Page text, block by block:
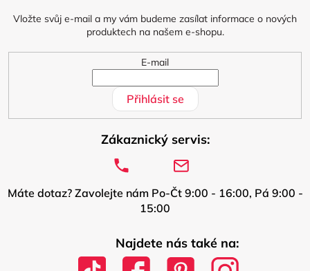
Vložte svůj e-mail a my vám budeme zasílat informace o nových
produktech na našem e-shopu.
E-mail
Přihlásit se
Zákaznický servis:
Máte dotaz? Zavolejte nám Po-Čt 9:00 - 16:00, Pá 9:00 -
15:00
Najdete nás také na: